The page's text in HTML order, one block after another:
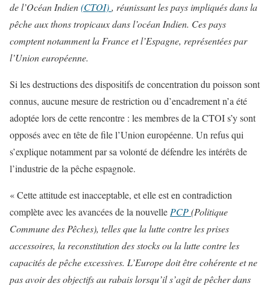
de l’Océan Indien(CTOI), réunissant les pays impliqués dans la
pêche aux thons tropicaux dans l’océan Indien. Ces pays
comptent notamment la France et l’Espagne, représentées par
l’Union européenne.
Si les destructions des dispositifs de concentration du poisson sont
connus, aucune mesure de restriction ou d’encadrement n’a été
adoptée lors de cette rencontre : les membres de la CTOI s’y sont
opposés avec en tête de file l’Union européenne. Un refus qui
s’explique notamment par sa volonté de défendre les intérêts de
l’industrie de la pêche espagnole.
« Cette attitude est inacceptable, et elle est en contradiction
complète avec les avancées de la nouvelle PCP(Politique
Commune des Pêches), telles que la lutte contre les prises
accessoires, la reconstitution des stocks ou la lutte contre les
capacités de pêche excessives. L’Europe doit être cohérente et ne
pas avoir des objectifs au rabais lorsqu’il s’agit de pêcher dans